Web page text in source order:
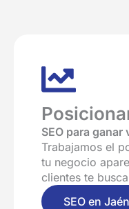
SEO para
Trabajamos el
tu negocio
clientes te
SEO en Jaén